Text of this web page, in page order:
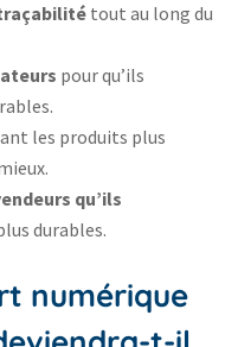
tout au long du
pour qu’ils
les produits plus
qu’ils
durables.
numérique